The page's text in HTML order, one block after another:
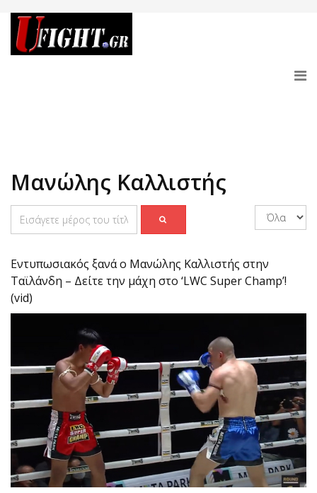
Μανώλης Καλλιστής
Eντυπωσιακός ξανά ο Μανώλης Καλλιστής στην
Ταϊλάνδη – Δείτε την μάχη στο ‘LWC Super Champ’!
(vid)